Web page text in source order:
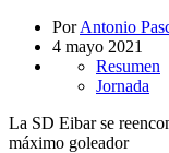
PorAntonio
4 mayo 2021
Resumen
Jornada
La SD Eibar se
máximo goleador